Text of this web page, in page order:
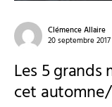
Clémence Allaire
20 septembre 2017
Les 5
cet automne/